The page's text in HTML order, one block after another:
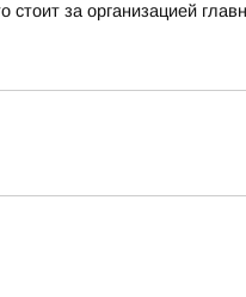
за организацией